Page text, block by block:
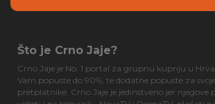
Što je Crno Jaje?
Crno Jaje je No. 1 portal za grupnu kupnju u
Vam popuste do 90%, te dodatne popuste za
pretplatnike. Crno Jaje je jedinstveno jer njegove